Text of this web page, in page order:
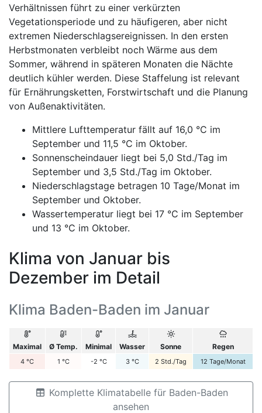
Verhältnissen führt zu einer verkürzten
Vegetationsperiode und zu häufigeren, aber nicht
extremen Niederschlagsereignissen. In den ersten
Herbstmonaten verbleibt noch Wärme aus dem
Sommer, während in späteren Monaten die Nächte
deutlich kühler werden. Diese Staffelung ist relevant
für Ernährungsketten, Forstwirtschaft und die Planung
von Außenaktivitäten.
Mittlere Lufttemperatur fällt auf 16,0 °C im
September und 11,5 °C im Oktober.
Sonnenscheindauer liegt bei 5,0 Std./Tag im
September und 3,5 Std./Tag im Oktober.
Niederschlagstage betragen 10 Tage/Monat im
September und Oktober.
Wassertemperatur liegt bei 17 °C im September
und 13 °C im Oktober.
Klima von Januar bis
Dezember im Detail
Klima Baden-Baden im Januar
Maximal Ø Temp. Minimal Wasser Sonne Regen
4 °C 1 °C -2 °C 3 °C 2 Std./Tag 12 Tage/Monat
Komplette Klimatabelle für Baden-Baden
ansehen